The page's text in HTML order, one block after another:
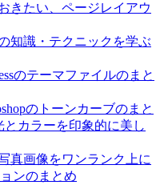
きたい、ページレイアウ
知識・テクニックを学ぶ
のテーマファイルのまと
のトーンカーブのまと
カラーを印象的に美し
真画像をワンランク上に
ンのまとめ